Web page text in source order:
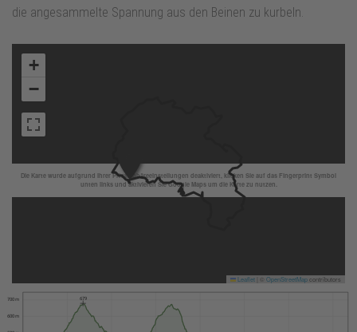
die angesammelte Spannung aus den Beinen zu kurbeln.
Die Karte wurde aufgrund Ihrer Privatsphäreeinstellungen deaktiviert, klicken Sie auf das Fingerprint Symbol
unten links und aktivieren Sie Google Maps um die Karte zu nutzen.
+
−
Leaflet OpenStreetMapcontributors
600 m
700 m 679